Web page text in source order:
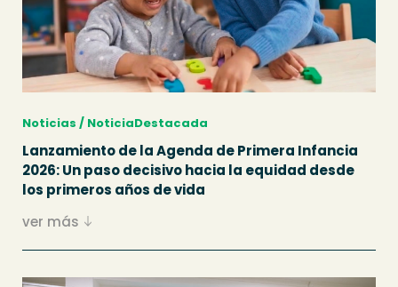
Noticias / NoticiaDestacada
Lanzamiento de la Agenda de Primera Infancia
2026: Un paso decisivo hacia la equidad desde
los primeros años de vida
ver más